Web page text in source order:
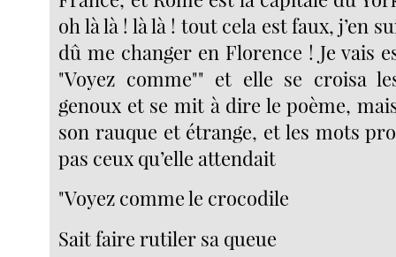
oh là là ! là là ! tout cela est faux, j’en
dû me changer en Florence ! Je vais
"Voyez comme"" et elle se croisa
genoux et se mit à dire le poème,
son rauque et étrange, et les mots
pas ceux qu’elle attendait
"Voyez comme le crocodile
Sait faire rutiler sa queue